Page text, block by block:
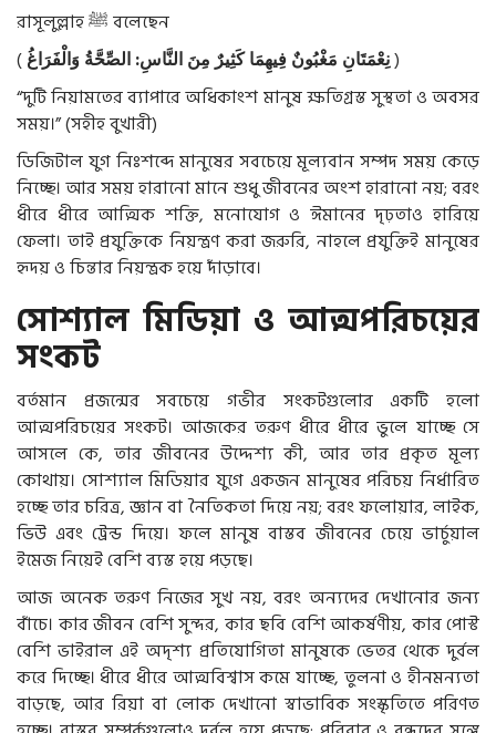
রাসূলুল্লাহﷺবলেছেন
(
نِعْمَتَانِ مَغْبُونٌفِيهِمَاكَثِيرٌمِنَالنَّاسِ:الصِّحَّةُوَالْفَرَاغُ
)
“দুটি নিয়ামতের ব্যাপারে অধিকাংশ মানুষ ক্ষতিগ্রস্ত সুস্থতা ও অবসর
সময়।” (সহীহ বুখারী)
ডিজিটাল যুগ নিঃশব্দে মানুষের সবচেয়ে মূল্যবান সম্পদ সময় কেড়ে
নিচ্ছে। আর সময় হারানো মানে শুধু জীবনের অংশ হারানো নয়; বরং
ধীরে ধীরে আত্মিক শক্তি, মনোযোগ ও ঈমানের দৃঢ়তাও হারিয়ে
ফেলা। তাই প্রযুক্তিকে নিয়ন্ত্রণ করা জরুরি, নাহলে প্রযুক্তিই মানুষের
হৃদয় ও চিন্তার নিয়ন্ত্রক হয়ে দাঁড়াবে।
সোশ্যাল মিডিয়া ও আত্মপরিচয়ের
সংকট
বর্তমান প্রজন্মের সবচেয়ে গভীর সংকটগুলোর একটি হলো
আত্মপরিচয়ের সংকট। আজকের তরুণ ধীরে ধীরে ভুলে যাচ্ছে সে
আসলে কে, তার জীবনের উদ্দেশ্য কী, আর তার প্রকৃত মূল্য
কোথায়। সোশ্যাল মিডিয়ার যুগে একজন মানুষের পরিচয় নির্ধারিত
হচ্ছে তার চরিত্র, জ্ঞান বা নৈতিকতা দিয়ে নয়; বরং ফলোয়ার, লাইক,
ভিউ এবং ট্রেন্ড দিয়ে। ফলে মানুষ বাস্তব জীবনের চেয়ে ভার্চুয়াল
ইমেজ নিয়েই বেশি ব্যস্ত হয়ে পড়ছে।
আজ অনেক তরুণ নিজের সুখ নয়, বরং অন্যদের দেখানোর জন্য
বাঁচে। কার জীবন বেশি সুন্দর, কার ছবি বেশি আকর্ষণীয়, কার পোস্ট
বেশি ভাইরাল এই অদৃশ্য প্রতিযোগিতা মানুষকে ভেতর থেকে দুর্বল
করে দিচ্ছে। ধীরে ধীরে আত্মবিশ্বাস কমে যাচ্ছে, তুলনা ও হীনমন্যতা
বাড়ছে, আর রিয়া বা লোক দেখানো স্বাভাবিক সংস্কৃতিতে পরিণত